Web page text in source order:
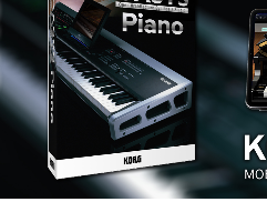
Store Locator
News
Location